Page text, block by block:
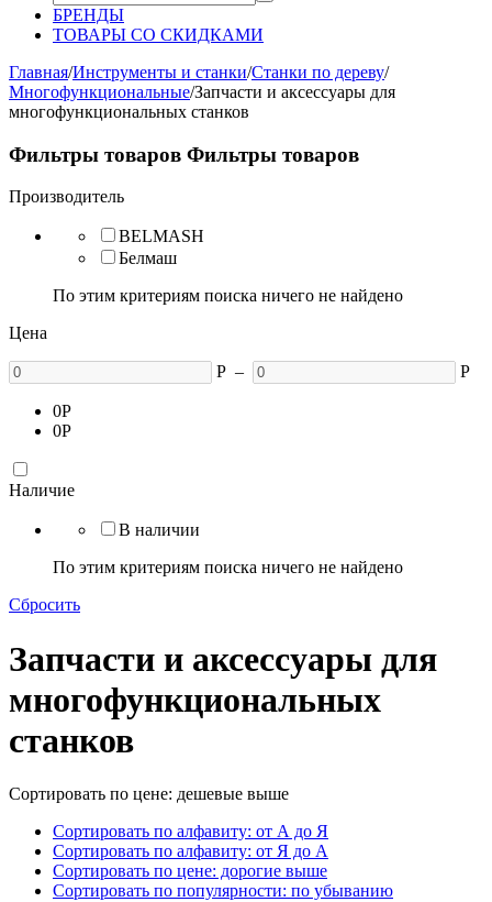
БРЕНДЫ
ТОВАРЫ СО СКИДКАМИ
Главная/Инструменты и станки/Станки по дереву/
Многофункциональные/Запчасти и аксессуары для
многофункциональных станков
Фильтры товаров Фильтры товаров
Производитель
BELMASH
Белмаш
По этим критериям поиска ничего не найдено
Цена
Р – Р
0Р
0Р
Наличие
В наличии
По этим критериям поиска ничего не найдено
Сбросить
Запчасти и аксессуары для
многофункциональных
станков
Сортировать по цене: дешевые выше
Сортировать по алфавиту: от А до Я
Сортировать по алфавиту: от Я до А
Сортировать по цене: дорогие выше
Сортировать по популярности: по убыванию